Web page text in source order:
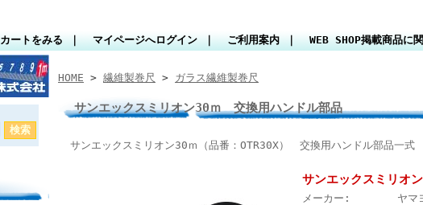
カートをみる マイページへログイン ご利用案内 WEB SHOP掲載商品に
HOME > 繊維製巻尺 > ガラス繊維製巻尺
サンエックスミリオン30ｍ 交換用ハンドル部品
サンエックスミリオン30ｍ（品番：OTR30X） 交換用ハンドル部品一式
サンエックスミリオ
メーカー:
ヤマ